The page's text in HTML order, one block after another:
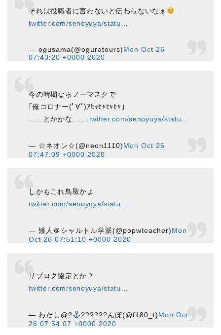
それは役職者に言わないと伝わらないなぁ
twitter.com/senoyuya/statu…
— ogusama(@oguratours)Mon Oct 26
07:43:20 +0000 2020
今の時期ならノーマスクで
｢俺コロナー(ﾟ∀ﾟ)ｱﾋｬﾋｬﾋｬﾋｬ｣
……とかかな…… twitter.com/senoyuya/statu…
— ☆ネオン☆(@neon1110)Mon Oct 26
07:47:09 +0000 2020
しかもこれ鳥取かよ
twitter.com/senoyuya/statu…
— 矮人＠シャルトル学派(@popwteacher)Mon
Oct 26 07:51:10 +0000 2020
サブロク協定とか？
twitter.com/senoyuya/statu…
— わだし@? ??????んぼ(@f180_t)Mon Oct
26 07:54:07 +0000 2020